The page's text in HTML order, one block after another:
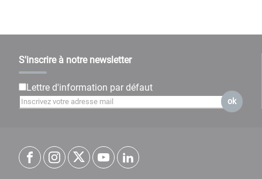
S'inscrire à notre newsletter
Lettre d'information par défaut
ok